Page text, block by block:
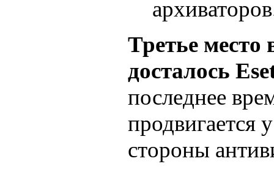
Третье место
досталось
последнее
продвигается
стороны